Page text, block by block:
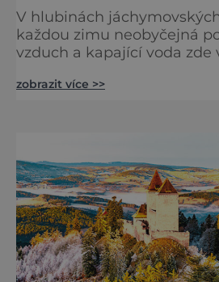
V hlubinách
každou zimu neobyčejná
vzduch a kapající voda zde
křišťálové sochy. Toto jedinečné „ledové
zobrazit více >>